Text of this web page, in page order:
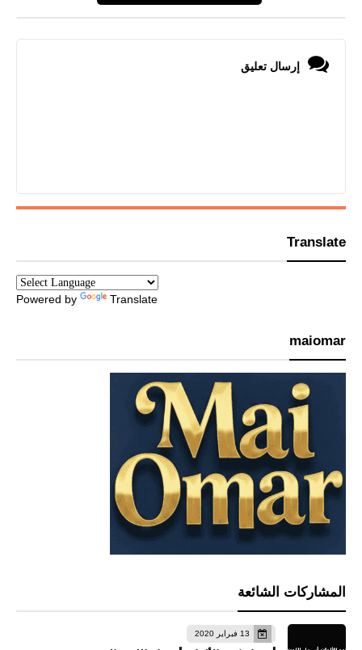
إرسال تعليق
Translate
Powered by Translate
maiomar
المشاركات الشائعة
13 فبراير 2020